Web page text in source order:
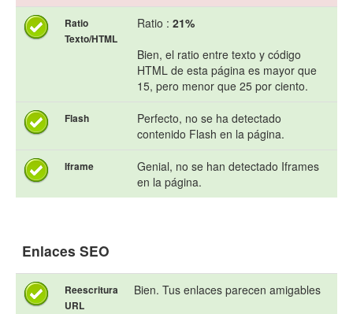
Ratio
Texto/HTML
Ratio : 21%
Bien, el ratio entre texto y código
HTML de esta página es mayor que
15, pero menor que 25 por ciento.
Flash
Perfecto, no se ha detectado
contenido Flash en la página.
Iframe
Genial, no se han detectado Iframes
en la página.
Enlaces SEO
Reescritura
URL
Bien. Tus enlaces parecen amigables